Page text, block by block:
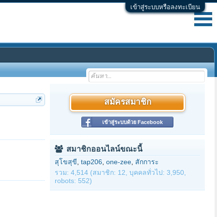
เข้าสู่ระบบหรือลงทะเบียน
สมัครสมาชิก
เข้าสู่ระบบด้วย Facebook
สมาชิกออนไลน์ขณะนี้
สุโขสุขี tap206 one-zee สักการะ
รวม: 4,514 (สมาชิก: 12, บุคคลทั่วไป: 3,950,
robots: 552)